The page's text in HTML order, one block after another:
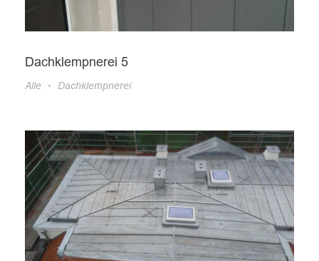
Dachklempnerei 5
Alle Dachklempnerei